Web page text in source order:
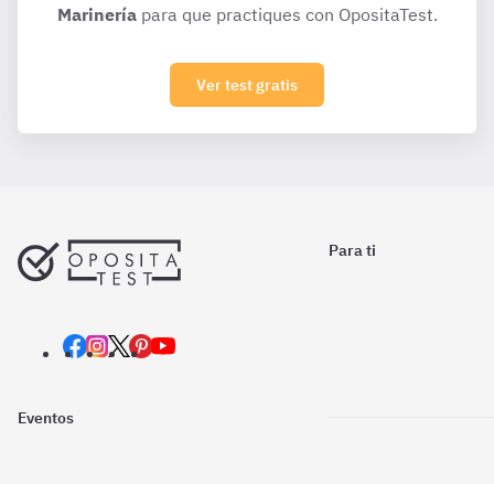
Marineríapara que practiques con OpositaTest.
Ver test gratis
Para ti
Eventos